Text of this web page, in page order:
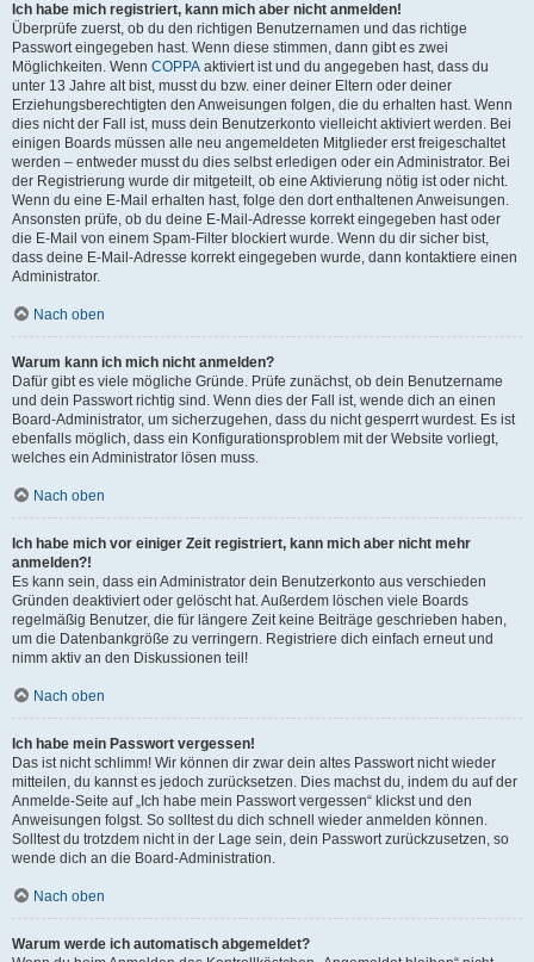
Ich habe mich registriert, kann mich aber nicht anmelden!
Überprüfe zuerst, ob du den richtigen Benutzernamen und das richtige
Passwort eingegeben hast. Wenn diese stimmen, dann gibt es zwei
Möglichkeiten. Wenn COPPA aktiviert ist und du angegeben hast, dass du
unter 13 Jahre alt bist, musst du bzw. einer deiner Eltern oder deiner
Erziehungsberechtigten den Anweisungen folgen, die du erhalten hast. Wenn
dies nicht der Fall ist, muss dein Benutzerkonto vielleicht aktiviert werden. Bei
einigen Boards müssen alle neu angemeldeten Mitglieder erst freigeschaltet
werden – entweder musst du dies selbst erledigen oder ein Administrator. Bei
der Registrierung wurde dir mitgeteilt, ob eine Aktivierung nötig ist oder nicht.
Wenn du eine E-Mail erhalten hast, folge den dort enthaltenen Anweisungen.
Ansonsten prüfe, ob du deine E-Mail-Adresse korrekt eingegeben hast oder
die E-Mail von einem Spam-Filter blockiert wurde. Wenn du dir sicher bist,
dass deine E-Mail-Adresse korrekt eingegeben wurde, dann kontaktiere einen
Administrator.
Nach oben
Warum kann ich mich nicht anmelden?
Dafür gibt es viele mögliche Gründe. Prüfe zunächst, ob dein Benutzername
und dein Passwort richtig sind. Wenn dies der Fall ist, wende dich an einen
Board-Administrator, um sicherzugehen, dass du nicht gesperrt wurdest. Es ist
ebenfalls möglich, dass ein Konfigurationsproblem mit der Website vorliegt,
welches ein Administrator lösen muss.
Nach oben
Ich habe mich vor einiger Zeit registriert, kann mich aber nicht mehr
anmelden?!
Es kann sein, dass ein Administrator dein Benutzerkonto aus verschieden
Gründen deaktiviert oder gelöscht hat. Außerdem löschen viele Boards
regelmäßig Benutzer, die für längere Zeit keine Beiträge geschrieben haben,
um die Datenbankgröße zu verringern. Registriere dich einfach erneut und
nimm aktiv an den Diskussionen teil!
Nach oben
Ich habe mein Passwort vergessen!
Das ist nicht schlimm! Wir können dir zwar dein altes Passwort nicht wieder
mitteilen, du kannst es jedoch zurücksetzen. Dies machst du, indem du auf der
Anmelde-Seite auf „Ich habe mein Passwort vergessen“ klickst und den
Anweisungen folgst. So solltest du dich schnell wieder anmelden können.
Solltest du trotzdem nicht in der Lage sein, dein Passwort zurückzusetzen, so
wende dich an die Board-Administration.
Nach oben
Warum werde ich automatisch abgemeldet?